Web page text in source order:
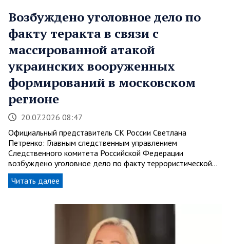
Возбуждено уголовное дело по
факту теракта в связи с
массированной атакой
украинских вооруженных
формирований в московском
регионе
20.07.2026 08:47
Официальный представитель СК России Светлана
Петренко: Главным следственным управлением
Следственного комитета Российской Федерации
возбуждено уголовное дело по факту террористической…
Читать далее